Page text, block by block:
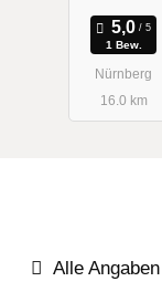
Schlankheit
sstudio
1 Bew.
Nürnberg
16.0 km
Alle